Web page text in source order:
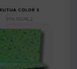
KUTIJA COLOR S
Šifra: 35249_2